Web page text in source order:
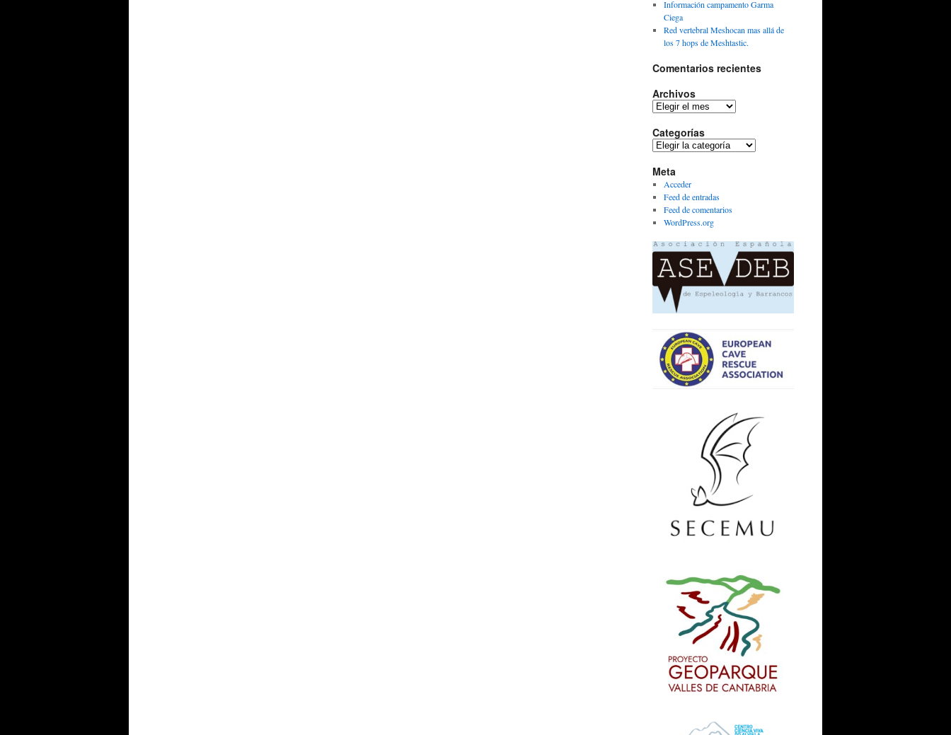
Información campamento Garma
Ciega
Red vertebral Meshocan mas allá de
los 7 hops de Meshtastic.
Comentarios recientes
Archivos
Archivos
Categorías
Categorías
Meta
Acceder
Feed de entradas
Feed de comentarios
WordPress.org